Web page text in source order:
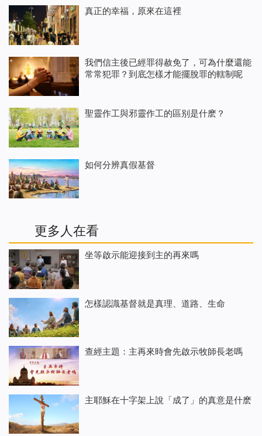
真正的幸福，原來在這裡
我們信主後已經罪得赦免了，可為什麼還能
常常犯罪？到底怎樣才能擺脫罪的轄制呢
聖靈作工與邪靈作工的區别是什麽？
如何分辨真假基督
更多人在看
坐等啟示能迎接到主的再來嗎
怎樣認識基督就是真理、道路、生命
查經主題：主再來時會先啟示牧師長老嗎
主耶穌在十字架上說「成了」的真意是什麽